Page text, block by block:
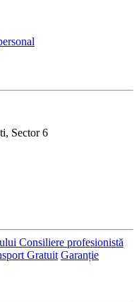
Sector 6
Consiliere profesionistă
Gratuit Garanție